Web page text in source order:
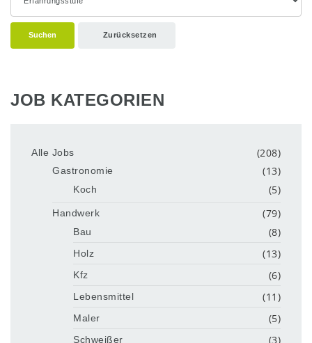
Suchen Zurücksetzen
JOB KATEGORIEN
Alle Jobs (208)
Gastronomie (13)
Koch (5)
Handwerk (79)
Bau (8)
Holz (13)
Kfz (6)
Lebensmittel (11)
Maler (5)
Schweißer (3)